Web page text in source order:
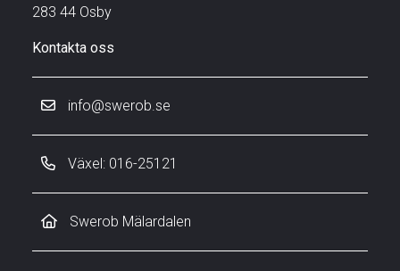
283 44 Osby
Kontakta oss
info@swerob.se
Växel: 016-25121
Swerob Mälardalen